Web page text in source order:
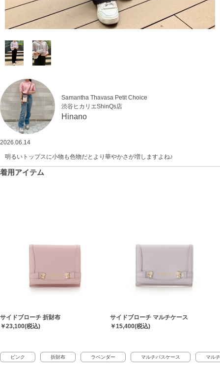
Samantha Thavasa Petit Choice
渋谷ヒカリエShinQs店
Hinano
2026.06.14
明るいトップスに小物も色物だとより華やかさが増しますよね♪
着用アイテム
サイドブローチ 折財布
￥23,100(税込)
サイドブローチ マルチケース
￥15,400(税込)
ピンク 折財布 ラベンダー マルチパスケース マル